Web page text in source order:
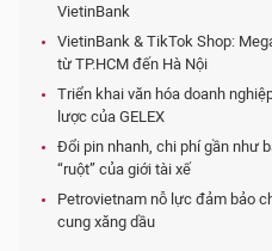
VietinBank
VietinBank & TikTok Shop:
từ TP.HCM đến Hà Nội
Triển khai văn hóa doanh
lược của GELEX
Đổi pin nhanh, chi phí gần như
“ruột” của giới tài xế
Petrovietnam nỗ lực đảm bảo
cung xăng dầu